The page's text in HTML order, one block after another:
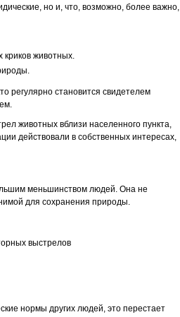
но и, что, возможно, более важно,
криков животных.
регулярно становится свидетелем
животных вблизи населенного пункта,
действовали в собственных интересах,
меньшинством людей. Она не
для сохранения природы.
выстрелов
нормы других людей, это перестает